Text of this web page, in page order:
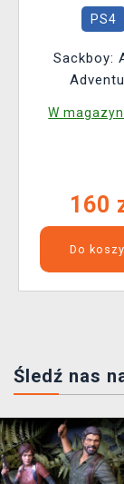
PS4
Sackboy:
W
160
Do
Śledź nas